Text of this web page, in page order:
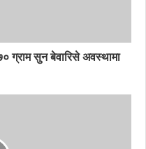
ग्राम सुन बेवारिसे अवस्थामा